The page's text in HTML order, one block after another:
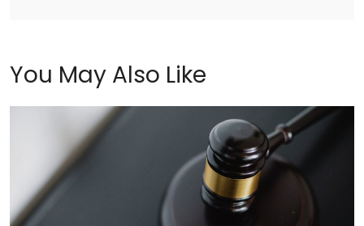
You May Also Like